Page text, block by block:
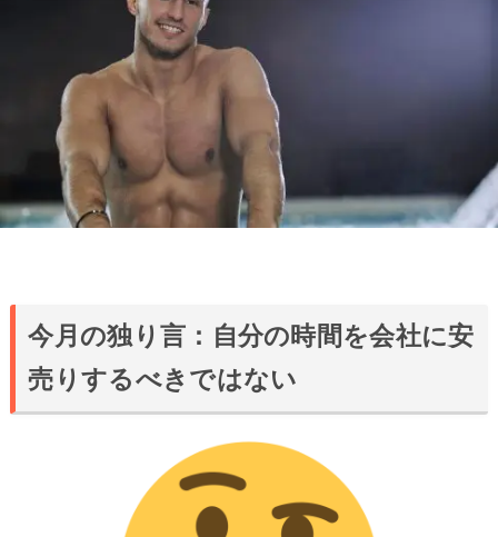
今月の独り言：自分の時間を会社に安
売りするべきではない